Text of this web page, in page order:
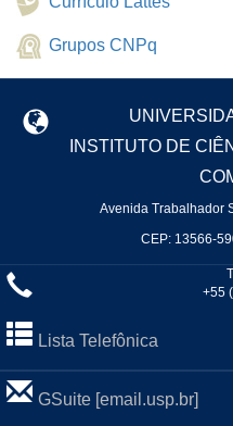
Grupos CNPq
INSTITUTO DE
Avenida Trabalhador
CEP: 13566-
+55
Lista Telefônica
GSuite [email.usp.br]